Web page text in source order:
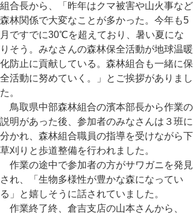
組合長から、「昨年はクマ被害や山火事など
森林関係で大変なことが多かった。今年も5
月ですでに30℃を超えており、暑い夏にな
りそう。みなさんの森林保全活動が地球温暖
化防止に貢献している。森林組合も一緒に保
全活動に努めていく。」とご挨拶がありまし
た。
鳥取県中部森林組合の濱本部長から作業の
説明があった後、参加者のみなさんは３班に
分かれ、森林組合職員の指導を受けながら下
草刈りと歩道整備を行われました。
作業の途中で参加者の方がサワガニを発見
され、「生物多様性が豊かな森になってい
る」と嬉しそうに話されていました。
作業終了終、倉吉支店の山本さんから、